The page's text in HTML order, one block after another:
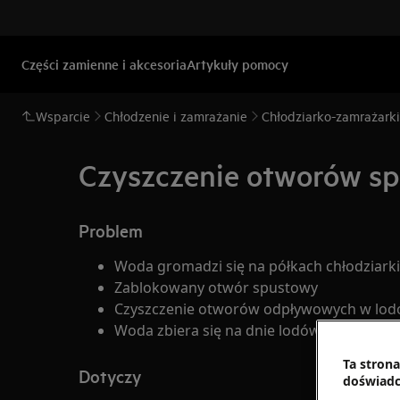
Części zamienne i akcesoriaArtykuły pomocy
Wsparcie Chłodzenie i zamrażanie Chłodziarko-zamrażarki
Czyszczenie otworów
Problem
Woda gromadzi się na półkach chłodziarki
Zablokowany otwór spustowy
Czyszczenie otworów odpływowych w
Woda zbiera się na dnie lodówki
Dotyczy
Ta